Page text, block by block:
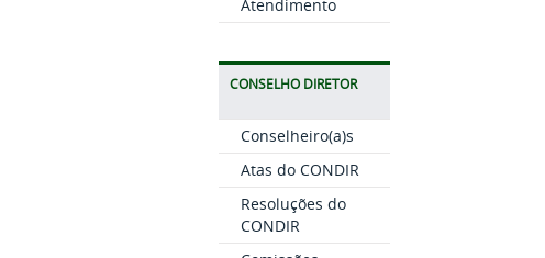
Atendimento
CONSELHO DIRETOR
Conselheiro(a)s
Atas do CONDIR
Resoluções do
CONDIR